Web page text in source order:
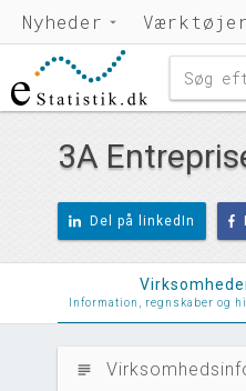
Nyheder Værktøjer
3A
Del på linkedIn
Information, regnskaber og
subject